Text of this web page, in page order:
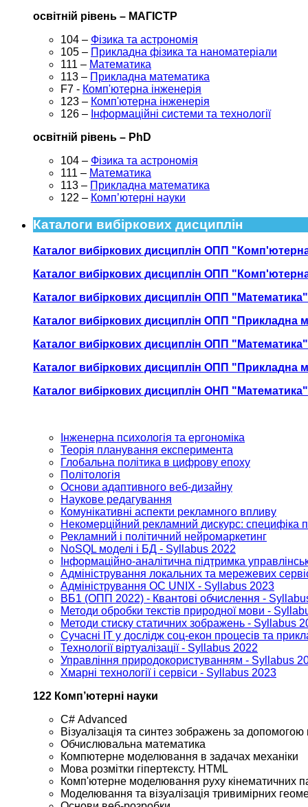
освітній рівень – МАГІСТР
104 – Фізика та астрономія
105 – Прикладна фізика та наноматеріали
111 – Математика
113 – Прикладна математика
F7 - Комп'ютерна інженерія
123 – Комп'ютерна інженерія
126 – Інформаційні системи та технології
освітній рівень – PhD
104 – Фізика та астрономія
111 – Математика
113 – Прикладна математика
122 – Комп’ютерні науки
Каталоги вибіркових дисциплін
Каталог вибіркових дисциплін ОПП "Комп'ютерна
Каталог вибіркових дисциплін ОПП
Каталог вибіркових дисциплін ОПП
Каталог вибіркових дисциплін ОПП "Прикладна
Каталог вибіркових дисциплін ОПП "Математика"
Каталог вибіркових дисциплін ОПП "Прикладна
Каталог вибіркових дисциплін ОНП "Математика"
Інженерна психологія та ергономіка
Теорія планування експеримента
Глобальна політика в цифрову епоху
Політологія
Основи адаптивного веб-дизайну
Наукове редагування
Комунікативні аспекти рекламного впливу
Некомерційний рекламний дискурс: специфіка
Рекламний і політичний нейромаркетинг
NoSQL моделі і БД - Syllabus 2022
Інформаційно-аналітична підтримка
Адміністрування локальних та мережевих
Адміністрування ОС UNIX - Syllabus 2023
ВБ1 (ОПП 2022) - Квантові обчислення -
Методи обробки текстів природної мови -
Методи стиску статичних зображень - Syllabus
Сучасні IT у дослідж соц-екон процесів та
Технології віртуалізації - Syllabus 2022
Управління природокористуванням - Syllabus
Хмарні технології і сервіси - Syllabus 2023
122 Комп’ютерні науки
С# Advanced
Візуалізація та синтез зображень за
Обчислювальна математика
Компютерне моделювання в задачах механіки
Мова розмітки гіпертексту. HTML
Комп'ютерне моделювання руху кінематичних
Моделювання та візуалізація тривимірних